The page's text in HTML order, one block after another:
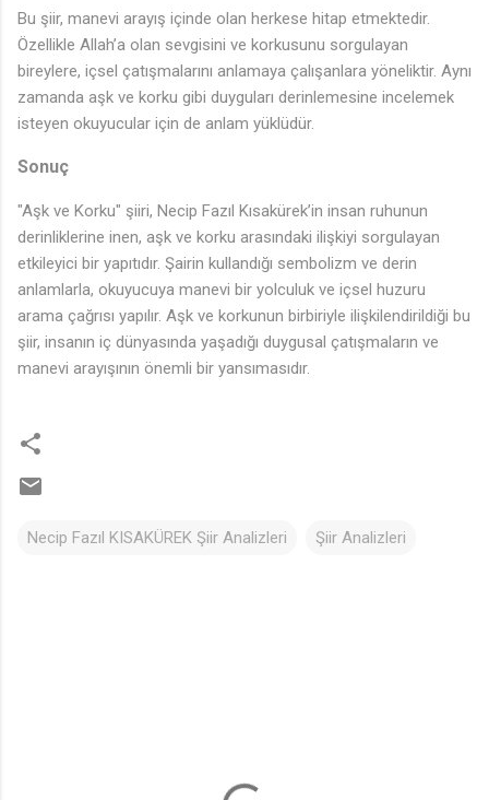
Bu şiir, manevi arayış içinde olan herkese hitap etmektedir.
Özellikle Allah’a olan sevgisini ve korkusunu sorgulayan
bireylere, içsel çatışmalarını anlamaya çalışanlara yöneliktir. Aynı
zamanda aşk ve korku gibi duyguları derinlemesine incelemek
isteyen okuyucular için de anlam yüklüdür.
Sonuç
"Aşk ve Korku" şiiri, Necip Fazıl Kısakürek’in insan ruhunun
derinliklerine inen, aşk ve korku arasındaki ilişkiyi sorgulayan
etkileyici bir yapıtıdır. Şairin kullandığı sembolizm ve derin
anlamlarla, okuyucuya manevi bir yolculuk ve içsel huzuru
arama çağrısı yapılır. Aşk ve korkunun birbiriyle ilişkilendirildiği bu
şiir, insanın iç dünyasında yaşadığı duygusal çatışmaların ve
manevi arayışının önemli bir yansımasıdır.
Necip Fazıl KISAKÜREK Şiir Analizleri Şiir Analizleri